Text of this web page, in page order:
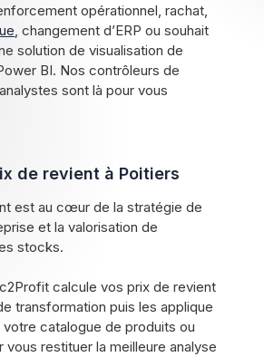
opérationnel, rachat,
, changement d’ERP ou souhait
solution de visualisation de
BI. Nos contrôleurs de
sont là pour vous
de revient à Poitiers
est au cœur de la stratégie de
et la valorisation de
stocks.
calcule vos prix de revient
transformation puis les applique
votre catalogue de produits ou
vous restituer la meilleure analyse